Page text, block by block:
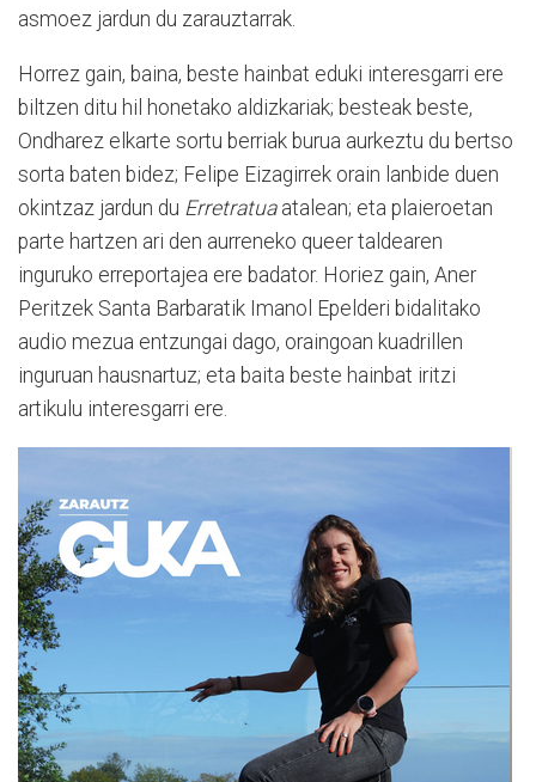
asmoez jardun du zarauztarrak.
Horrez gain, baina, beste hainbat eduki interesgarri ere
biltzen ditu hil honetako aldizkariak; besteak beste,
Ondharez elkarte sortu berriak burua aurkeztu du bertso
sorta baten bidez; Felipe Eizagirrek orain lanbide duen
okintzaz jardun du Erretratuaatalean; eta plaieroetan
parte hartzen ari den aurreneko queer taldearen
inguruko erreportajea ere badator. Horiez gain, Aner
Peritzek Santa Barbaratik Imanol Epelderi bidalitako
audio mezua entzungai dago, oraingoan kuadrillen
inguruan hausnartuz; eta baita beste hainbat iritzi
artikulu interesgarri ere.